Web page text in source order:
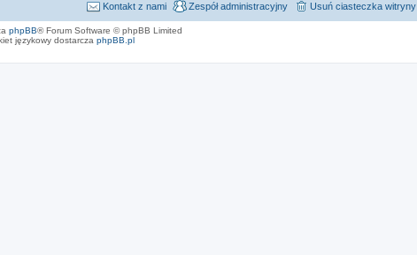
Usuń ciasteczka witryny
Zespół administracyjny
Kontakt z nami
phpBB® Forum Software © phpBB Limited
językowy dostarcza phpBB.pl